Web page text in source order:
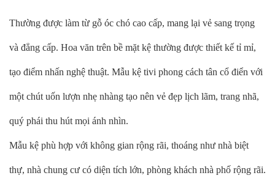
Thường được làm từ gỗ óc chó cao cấp, mang lại vẻ sang trọng
và đẳng cấp. Hoa văn trên bề mặt kệ thường được thiết kế tỉ mỉ,
tạo điểm nhấn nghệ thuật. Mẫu kệ tivi phong cách tân cổ điển với
một chút uốn lượn nhẹ nhàng tạo nên vẻ đẹp lịch lãm, trang nhã,
quý phái thu hút mọi ánh nhìn.
Mẫu kệ phù hợp với không gian rộng rãi, thoáng như nhà biệt
thự, nhà chung cư có diện tích lớn, phòng khách nhà phố rộng rãi.